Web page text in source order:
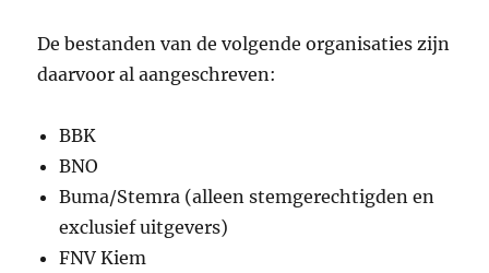
De bestanden van de volgende organisaties zijn
daarvoor al aangeschreven:
BBK
BNO
Buma/Stemra (alleen stemgerechtigden en
exclusief uitgevers)
FNV Kiem